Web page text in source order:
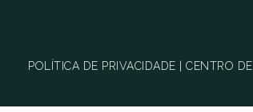
POLÍTICA DE PRIVACIDADE CENTRO